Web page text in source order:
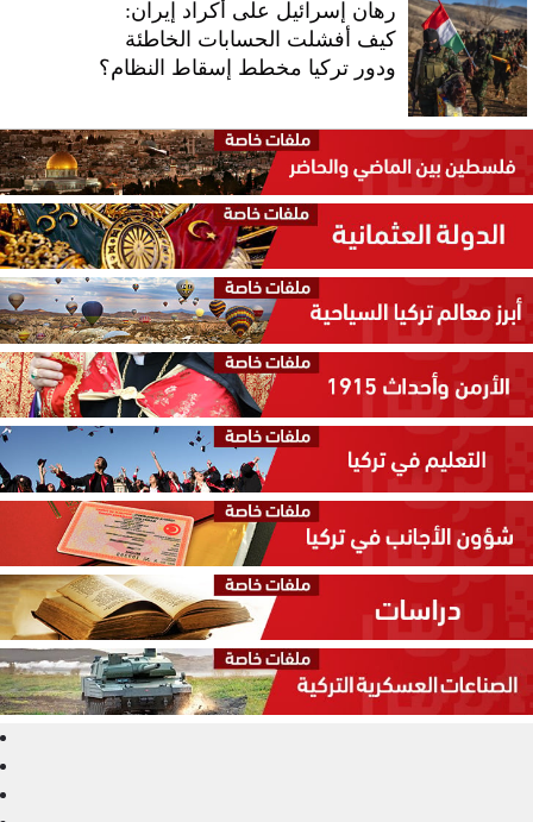
رهان إسرائيل على أكراد إيران:
كيف أفشلت الحسابات الخاطئة
ودور تركيا مخطط إسقاط النظام؟